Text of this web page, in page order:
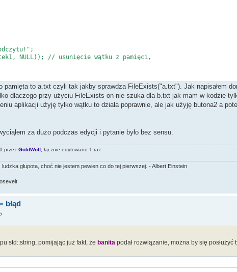
NULL)); // usunięcie wątku z pamięci,
NULL)); // usunięcie wątku z pamięci,
już wstrzymać.
to a.txt czyli tak jakby sprawdza FileExists("a.txt"). Jak napisałem
dlaczego przy użyciu FileExists on nie szuka dla b.txt jak mam w kodzie
aplikacji użyję tylko wątku to działa poprawnie, ale jak użyję butona2 a
za dużo podczas edycji i pytanie było bez sensu.
przez GoldWolf, łącznie edytowano 1 raz
głupota, choć nie jestem pewien co do tej pierwszej. - Albert Einstein
błąd
std::string, pomijając już fakt, że banita podał rozwiązanie, można by się posłużyć